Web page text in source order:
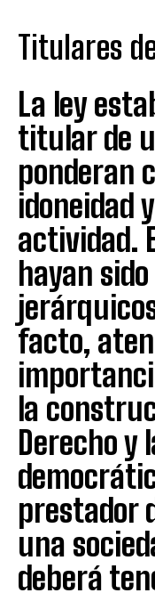
Titulares
La ley
titular de
ponderan
idoneidad
actividad.
hayan
facto,
la
Derecho y
prestador
una
deberá